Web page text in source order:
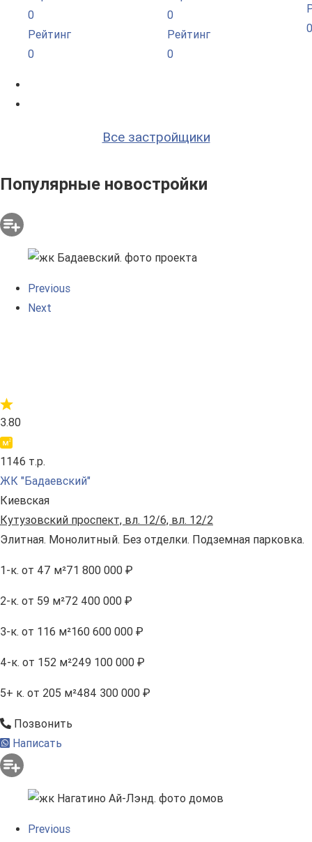
0
Рейтинг
0
0
Рейтинг
0
0
Все застройщики
Популярные новостройки
Previous
Next
3.80
1146 т.р.
ЖК "Бадаевский"
Киевская
Кутузовский проспект, вл. 12/6, вл. 12/2
Элитная. Монолитный. Без отделки. Подземная парковка.
1-к. от 47 м²71 800 000 ₽
2-к. от 59 м²72 400 000 ₽
3-к. от 116 м²160 600 000 ₽
4-к. от 152 м²249 100 000 ₽
5+ к. от 205 м²484 300 000 ₽
Позвонить
Написать
Previous